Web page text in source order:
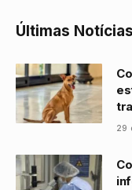
Últimas Notícias
29